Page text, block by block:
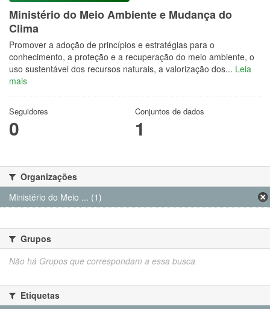
Ministério do Meio Ambiente e Mudança do
Clima
Promover a adoção de princípios e estratégias para o
conhecimento, a proteção e a recuperação do meio ambiente, o
uso sustentável dos recursos naturais, a valorização dos... Leia
mais
Seguidores
0
Conjuntos de dados
1
Organizações
Ministério do Meio ... (1)
Grupos
Não há Grupos que correspondam a essa busca
Etiquetas